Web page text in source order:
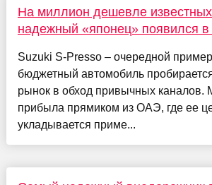
На миллион дешевле известных
надежный «японец» появился в
Suzuki S-Presso – очередной пример
бюджетный автомобиль
рынок в обход привычных каналов.
прибыла прямиком из ОАЭ, где ее
укладывается приме...